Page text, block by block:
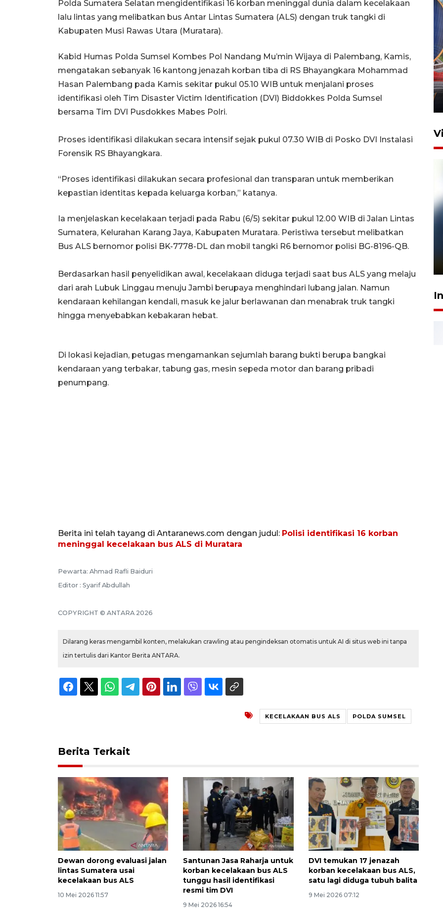
Polda Sumatera Selatan mengidentifikasi 16 korban meninggal dunia dalam kecelakaan
lalu lintas yang melibatkan bus Antar Lintas Sumatera (ALS) dengan truk tangki di
Kabupaten Musi Rawas Utara (Muratara).
Kabid Humas Polda Sumsel Kombes Pol Nandang Mu’min Wijaya di Palembang, Kamis,
mengatakan sebanyak 16 kantong jenazah korban tiba di RS Bhayangkara Mohammad
Hasan Palembang pada Kamis sekitar pukul 05.10 WIB untuk menjalani proses
identifikasi oleh Tim Disaster Victim Identification (DVI) Biddokkes Polda Sumsel
bersama Tim DVI Pusdokkes Mabes Polri.
Proses identifikasi dilakukan secara intensif sejak pukul 07.30 WIB di Posko DVI Instalasi
Forensik RS Bhayangkara.
“Proses identifikasi dilakukan secara profesional dan transparan untuk memberikan
kepastian identitas kepada keluarga korban,” katanya.
Ia menjelaskan kecelakaan terjadi pada Rabu (6/5) sekitar pukul 12.00 WIB di Jalan Lintas
Sumatera, Kelurahan Karang Jaya, Kabupaten Muratara. Peristiwa tersebut melibatkan
Bus ALS bernomor polisi BK-7778-DL dan mobil tangki R6 bernomor polisi BG-8196-QB.
Berdasarkan hasil penyelidikan awal, kecelakaan diduga terjadi saat bus ALS yang melaju
dari arah Lubuk Linggau menuju Jambi berupaya menghindari lubang jalan. Namun
kendaraan kehilangan kendali, masuk ke jalur berlawanan dan menabrak truk tangki
hingga menyebabkan kebakaran hebat.
Di lokasi kejadian, petugas mengamankan sejumlah barang bukti berupa bangkai
kendaraan yang terbakar, tabung gas, mesin sepeda motor dan barang pribadi
penumpang.
Berita ini telah tayang di Antaranews.com dengan judul: Polisi identifikasi 16 korban
meninggal kecelakaan bus ALS di Muratara
Pewarta: Ahmad Rafli Baiduri
Editor : Syarif Abdullah
COPYRIGHT © ANTARA 2026
Dilarang keras mengambil konten, melakukan crawling atau pengindeksan otomatis untuk AI di situs web ini tanpa
izin tertulis dari Kantor Berita ANTARA.
KECELAKAAN BUS ALS POLDA SUMSEL
Berita Terkait
Dewan dorong evaluasi jalan
lintas Sumatera usai
kecelakaan bus ALS
10 Mei 2026 11:57
Santunan Jasa Raharja untuk
korban kecelakaan bus ALS
tunggu hasil identifikasi
resmi tim DVI
9 Mei 2026 16:54
DVI temukan 17 jenazah
korban kecelakaan bus ALS,
satu lagi diduga tubuh balita
9 Mei 2026 07:12
Komisi V DPR tinjau
perlintasan sebidang di
Stasiun Bogor
12 Juni 2026 18:49
Pelanggan Filaha Farm setia
sampai 8 tahan?